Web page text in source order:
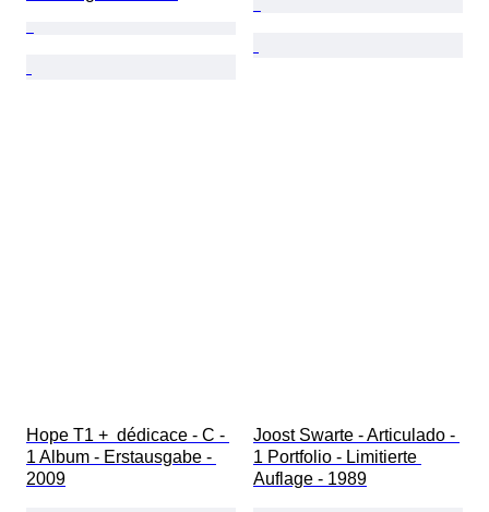
Hope T1 +  dédicace - C -
1 Album - Erstausgabe -
2009
Joost Swarte - Articulado -
1 Portfolio - Limitierte
Auflage - 1989